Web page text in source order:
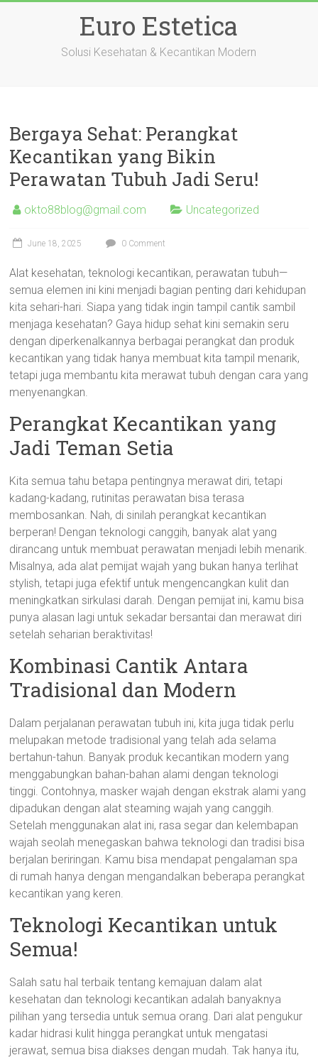
Euro Estetica
Solusi Kesehatan & Kecantikan Modern
Bergaya Sehat: Perangkat
Kecantikan yang Bikin
Perawatan Tubuh Jadi Seru!
okto88blog@gmail.com Uncategorized
June 18, 2025 0 Comment
Alat kesehatan, teknologi kecantikan, perawatan tubuh—
semua elemen ini kini menjadi bagian penting dari kehidupan
kita sehari-hari. Siapa yang tidak ingin tampil cantik sambil
menjaga kesehatan? Gaya hidup sehat kini semakin seru
dengan diperkenalkannya berbagai perangkat dan produk
kecantikan yang tidak hanya membuat kita tampil menarik,
tetapi juga membantu kita merawat tubuh dengan cara yang
menyenangkan.
Perangkat Kecantikan yang
Jadi Teman Setia
Kita semua tahu betapa pentingnya merawat diri, tetapi
kadang-kadang, rutinitas perawatan bisa terasa
membosankan. Nah, di sinilah perangkat kecantikan
berperan! Dengan teknologi canggih, banyak alat yang
dirancang untuk membuat perawatan menjadi lebih menarik.
Misalnya, ada alat pemijat wajah yang bukan hanya terlihat
stylish, tetapi juga efektif untuk mengencangkan kulit dan
meningkatkan sirkulasi darah. Dengan pemijat ini, kamu bisa
punya alasan lagi untuk sekadar bersantai dan merawat diri
setelah seharian beraktivitas!
Kombinasi Cantik Antara
Tradisional dan Modern
Dalam perjalanan perawatan tubuh ini, kita juga tidak perlu
melupakan metode tradisional yang telah ada selama
bertahun-tahun. Banyak produk kecantikan modern yang
menggabungkan bahan-bahan alami dengan teknologi
tinggi. Contohnya, masker wajah dengan ekstrak alami yang
dipadukan dengan alat steaming wajah yang canggih.
Setelah menggunakan alat ini, rasa segar dan kelembapan
wajah seolah menegaskan bahwa teknologi dan tradisi bisa
berjalan beriringan. Kamu bisa mendapat pengalaman spa
di rumah hanya dengan mengandalkan beberapa perangkat
kecantikan yang keren.
Teknologi Kecantikan untuk
Semua!
Salah satu hal terbaik tentang kemajuan dalam alat
kesehatan dan teknologi kecantikan adalah banyaknya
pilihan yang tersedia untuk semua orang. Dari alat pengukur
kadar hidrasi kulit hingga perangkat untuk mengatasi
jerawat, semua bisa diakses dengan mudah. Tak hanya itu,